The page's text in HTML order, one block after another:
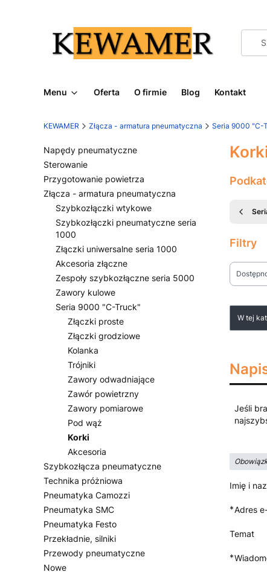
Menu Oferta O firmie Blog Kontakt
KEWAMER Złącza - armatura pneumatyczna Seria 9000 "C-
Napędy pneumatyczne
Sterowanie
Przygotowanie powietrza
Złącza - armatura pneumatyczna
Szybkozłączki wtykowe
Szybkozłączki pneumatyczne seria
1000
Złączki uniwersalne seria 1000
Akcesoria złączne
Zespoły szybkozłączne seria 5000
Zawory kulowe
Seria 9000 "C-Truck"
Złączki proste
Złączki grodziowe
Kolanka
Trójniki
Zawory odwadniające
Zawór powietrzny
Zawory pomiarowe
Pod wąż
Korki
Akcesoria
Szybkozłącza pneumatyczne
Technika próżniowa
Pneumatyka Camozzi
Pneumatyka SMC
Pneumatyka Festo
Przekładnie, silniki
Przewody pneumatyczne
Nowe
Filtry
W tej
Jeśli
Imię i
*Adres
Temat
*